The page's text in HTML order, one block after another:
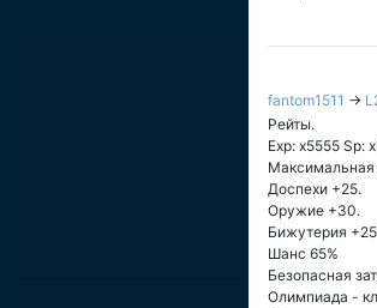
fantom1511 →
Рейты.
Exp: x5555 Sp:
Максимальная
Доспехи +25.
Оружие +30.
Бижутерия
Шанс 65%
Безопасная
Олимпиада -